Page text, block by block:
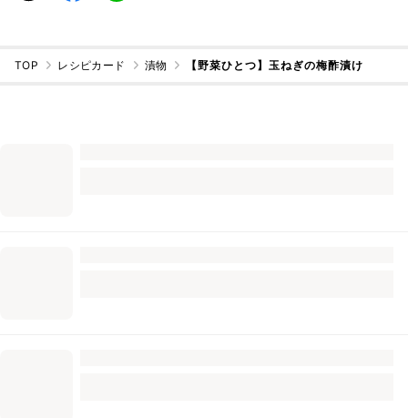
TOP レシピカード 漬物 【野菜ひとつ】玉ねぎの梅酢漬け